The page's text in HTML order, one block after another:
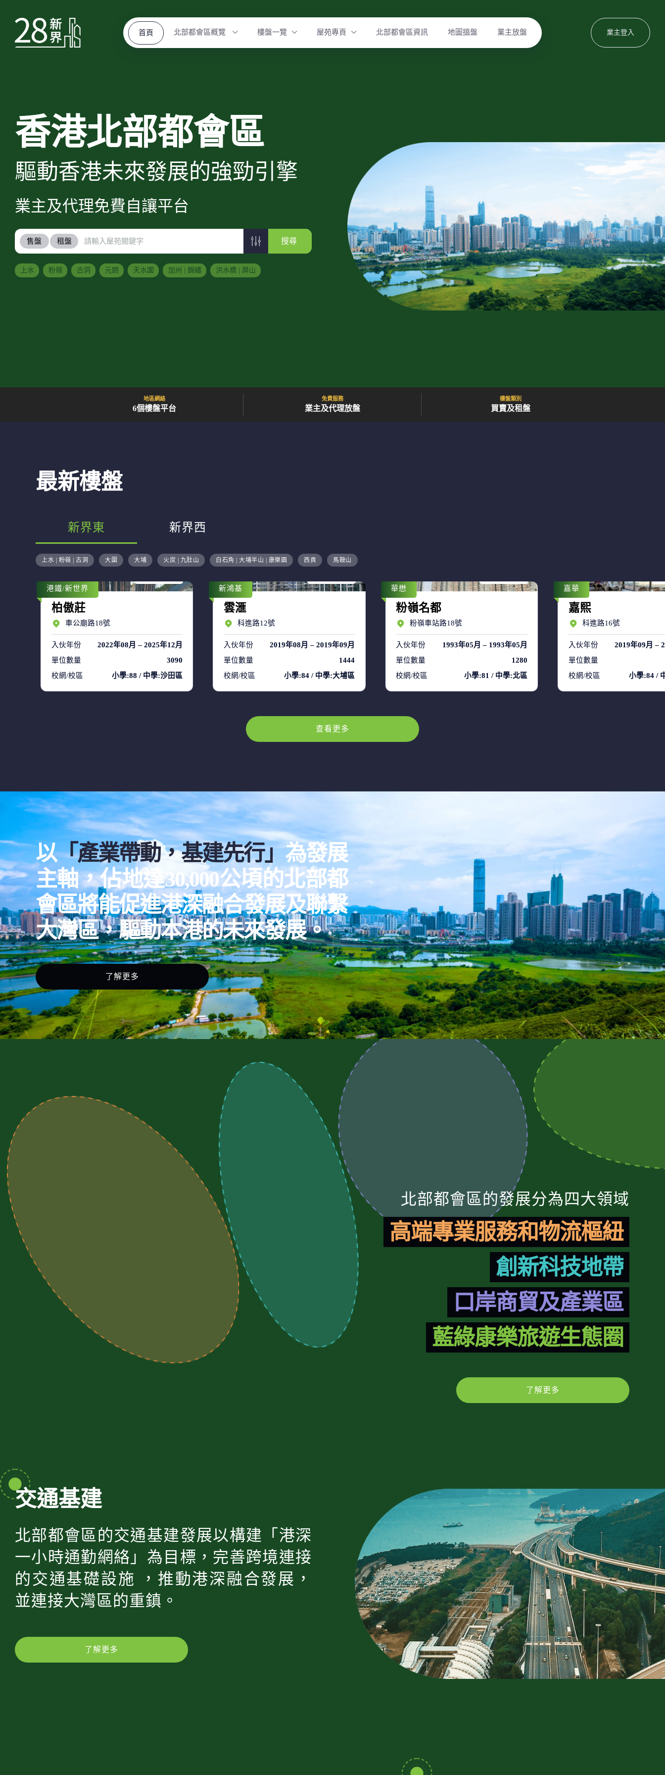
首頁 北部都會區概覽 樓盤一覽 屋苑專頁 北部都會區資訊 地圖搵盤 業主放盤 業主登入
香港北部都會區
驅動香港未來發展的強勁引擎
業主及代理免費自讓平台
售盤 租盤 搜尋
上水 粉嶺 古洞 元朗 天水圍 加州 | 錦繡 洪水橋 | 屏山
地區網絡
6個樓盤平台
免費服務
業主及代理放盤
樓盤類別
買賣及租盤
最新樓盤
新界東 新界西
上水 | 粉嶺 | 古洞 大圍 大埔 火炭 | 九肚山 白石角 | 大埔半山 | 康樂園 西貢 馬鞍山
售盤 44
港鐵/新世界
柏傲莊
車公廟路18號
入伙年份
2022年08月 – 2025年12月
單位數量
3090
校網/校區
小學:88 / 中學:沙田區
售盤 17
新鴻基
雲滙
科進路12號
入伙年份
2019年08月 – 2019年09月
單位數量
1444
校網/校區
小學:84 / 中學:大埔區
華懋
粉嶺名都
粉嶺車站路18號
入伙年份
1993年05月 – 1993年05月
單位數量
1280
校網/校區
小學:81 / 中學:北區
嘉華
嘉熙
科進路16號
入伙年份
2019年09月 –
單位數量
校網/校區
小學:84 /
查看更多
以「產業帶動，基建先行」為發展
主軸，佔地達30,000公頃的北部都
會區將能促進港深融合發展及聯繫
大灣區，驅動本港的未來發展。
了解更多
北部都會區的發展分為四大領域
高端專業服務和物流樞紐
創新科技地帶
口岸商貿及產業區
藍綠康樂旅遊生態圈
了解更多
交通基建
北部都會區的交通基建發展以構建「港深
一小時通勤網絡」為目標，完善跨境連接
的交通基礎設施 ，推動港深融合發展，
並連接大灣區的重鎮。
了解更多